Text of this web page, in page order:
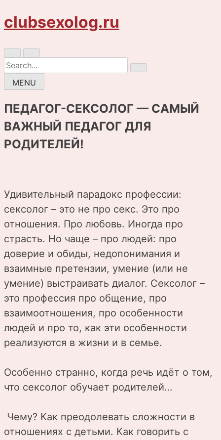
Skip
to
clubsexolog.ru
Search
for:
MENU
ПЕДАГОГ-СЕКСОЛОГ — САМЫЙ
ВАЖНЫЙ ПЕДАГОГ ДЛЯ
РОДИТЕЛЕЙ!
Удивительный парадокс профессии:
сексолог – это не про секс. Это про
отношения. Про любовь. Иногда про
страсть. Но чаще – про людей: про
доверие и обиды, недопонимания и
взаимные претензии, умение (или не
умение) выстраивать диалог. Сексолог –
это профессия про общение, про
взаимоотношения, про особенности
людей и про то, как эти особенности
реализуются в жизни и в семье.
Особенно странно, когда речь идёт о том,
что сексолог обучает родителей…
Чему? Как преодолевать сложности в
отношениях с детьми. Как говорить с